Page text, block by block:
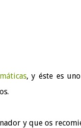
, y éste es
y que os